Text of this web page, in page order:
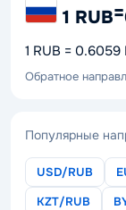
1 RUB=
1 RUB = 0.6059
Обратное
Популярные
USD/RUB
KZT/RUB